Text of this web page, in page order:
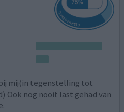
mij(in tegenstelling tot
Ook nog nooit last gehad van